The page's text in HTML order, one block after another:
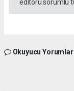
editörü sorumlu
Okuyucu